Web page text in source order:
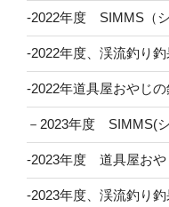
-2022年度 SIMMS（
-2022年度、渓流釣り
-2022年道具屋おやじ
－2023年度 SIMMS(
-2023年度 道具屋おや
-2023年度、渓流釣り